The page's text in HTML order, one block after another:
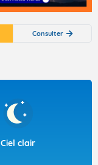
Consulter
Ciel clair